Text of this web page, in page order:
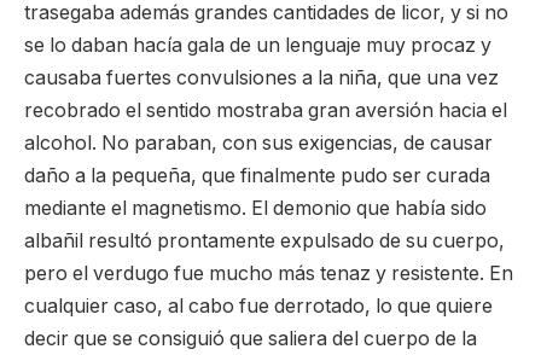
trasegaba además grandes cantidades de licor, y si no
se lo daban hacía gala de un lenguaje muy procaz y
causaba fuertes convulsiones a la niña, que una vez
recobrado el sentido mostraba gran aversión hacia el
alcohol. No paraban, con sus exigencias, de causar
daño a la pequeña, que finalmente pudo ser curada
mediante el magnetismo. El demonio que había sido
albañil resultó prontamente expulsado de su cuerpo,
pero el verdugo fue mucho más tenaz y resistente. En
cualquier caso, al cabo fue derrotado, lo que quiere
decir que se consiguió que saliera del cuerpo de la